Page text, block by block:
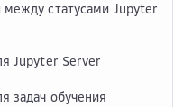
статусами Jupyter
Jupyter Server
задач обучения